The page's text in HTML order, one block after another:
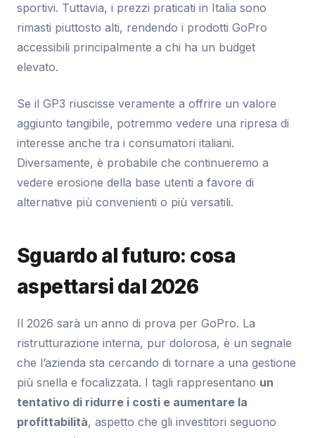
sportivi. Tuttavia, i prezzi praticati in Italia sono
rimasti piuttosto alti, rendendo i prodotti GoPro
accessibili principalmente a chi ha un budget
elevato.
Se il GP3 riuscisse veramente a offrire un valore
aggiunto tangibile, potremmo vedere una ripresa di
interesse anche tra i consumatori italiani.
Diversamente, è probabile che continueremo a
vedere erosione della base utenti a favore di
alternative più convenienti o più versatili.
Sguardo al futuro: cosa
aspettarsi dal 2026
Il 2026 sarà un anno di prova per GoPro. La
ristrutturazione interna, pur dolorosa, è un segnale
che l’azienda sta cercando di tornare a una gestione
più snella e focalizzata. I tagli rappresentano un
tentativo di ridurre i costi e aumentare la
profittabilità, aspetto che gli investitori seguono